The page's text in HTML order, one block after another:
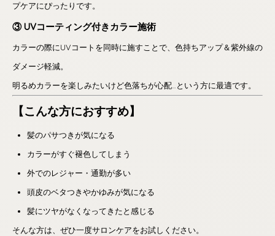
プケアにぴったりです。
③ UVコーティング付きカラー施術
カラーの際にUVコートを同時に施すことで、色持ちアップ＆紫外線の
ダメージ軽減。
明るめカラーを楽しみたいけど色落ちが心配…という方に最適です。
【こんな方におすすめ】
髪のパサつきが気になる
カラーがすぐ褪色してしまう
外でのレジャー・通勤が多い
頭皮のベタつきやかゆみが気になる
髪にツヤがなくなってきたと感じる
そんな方は、ぜひ一度サロンケアをお試しください。